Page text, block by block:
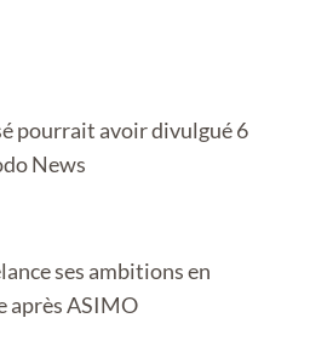
pourrait avoir divulgué 6
News
ses ambitions en
après ASIMO